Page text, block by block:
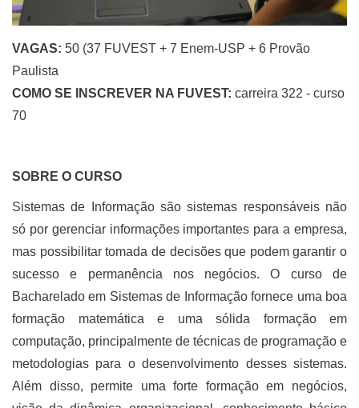
VAGAS: 50 (37 FUVEST + 7 Enem-USP + 6 Provão
Paulista
COMO SE INSCREVER NA FUVEST: carreira 322 - curso
70
SOBRE O CURSO
Sistemas de Informação são sistemas responsáveis não
só por gerenciar informações importantes para a empresa,
mas possibilitar tomada de decisões que podem garantir o
sucesso e permanência nos negócios. O curso de
Bacharelado em Sistemas de Informação fornece uma boa
formação matemática e uma sólida formação em
computação, principalmente de técnicas de programação e
metodologias para o desenvolvimento desses sistemas.
Além disso, permite uma forte formação em negócios,